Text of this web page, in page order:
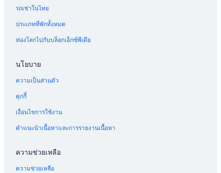
รถเช่าในไทย
ประเภทที่พักทั้งหมด
ท่องโลกไปกับบล็อกเอ็กซ์พีเดีย
นโยบาย
ความเป็นส่วนตัว
คุกกี้
เงื่อนไขการใช้งาน
คำแนะนำเนื้อหาและการรายงานเนื้อหา
ความช่วยเหลือ
ความช่วยเหลือ